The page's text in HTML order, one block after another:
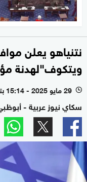
نتنياهو يعلن
ويتكوف"لهدنة
l 29 مايو 2025 - 15:14 بتوقيت أبوظبي
سكاي نيوز عربية -